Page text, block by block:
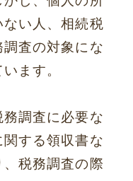
い人、相続税
査の対象にな
ます。
調査に必要な
する領収書な
税務調査の際